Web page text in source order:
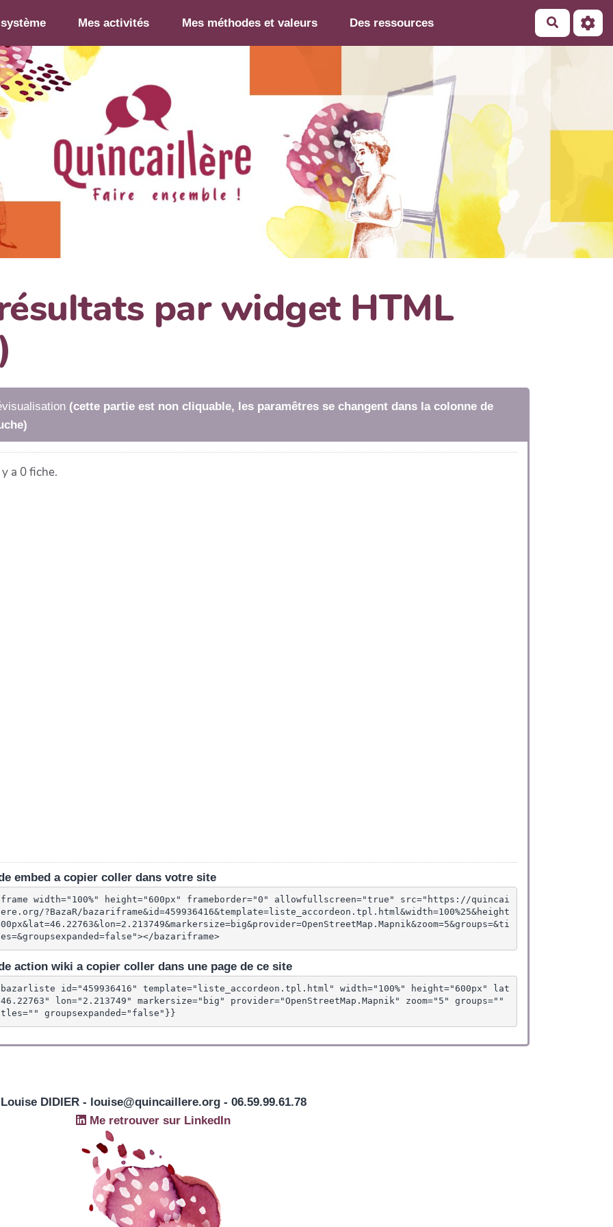
Mes activités Mes méthodes et valeurs Des ressources
par widget HTML
(cette partie est non cliquable, les paramêtres se changent dans la colonne de
embed a copier coller dans votre site
width="100%" height="600px" frameborder="0" allowfullscreen="true" src="https://quincai
?BazaR/bazariframe&id=459936416&template=liste_accordeon.tpl.html&width=100%25&height
bazariframe>
action wiki a copier coller dans une page de ce site
id="459936416" template="liste_accordeon.tpl.html" width="100%" height="600px" lat
lon="2.213749" markersize="big" provider="OpenStreetMap.Mapnik" zoom="5" groups=""
groupsexpanded="false"}}
Louise DIDIER - louise@quincaillere.org - 06.59.99.61.78
Me retrouver sur LinkedIn